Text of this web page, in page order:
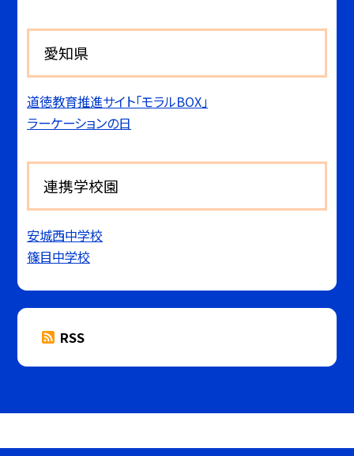
愛知県
道徳教育推進サイト「モラルBOX」
ラーケーションの日
連携学校園
安城西中学校
篠目中学校
RSS